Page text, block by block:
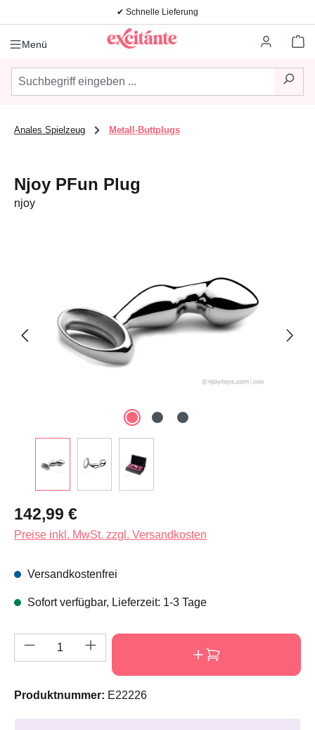
Zum Hauptinhalt springen✔ Schnelle Lieferung
Menü
Anales Spielzeug Metall-Buttplugs
Njoy PFun Plug
njoy
Regulärer Preis:
142,99 €
Preise inkl. MwSt. zzgl. Versandkosten
Versandkostenfrei
Sofort verfügbar, Lieferzeit: 1-3 Tage
Produkt Anzahl: Gib den gewünschten
Produktnummer: E22226